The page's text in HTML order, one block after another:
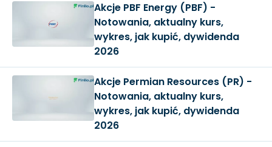
Akcje PBF Energy (PBF) -
Notowania, aktualny kurs,
wykres, jak kupić, dywidenda
2026
Akcje Permian Resources (PR) -
Notowania, aktualny kurs,
wykres, jak kupić, dywidenda
2026